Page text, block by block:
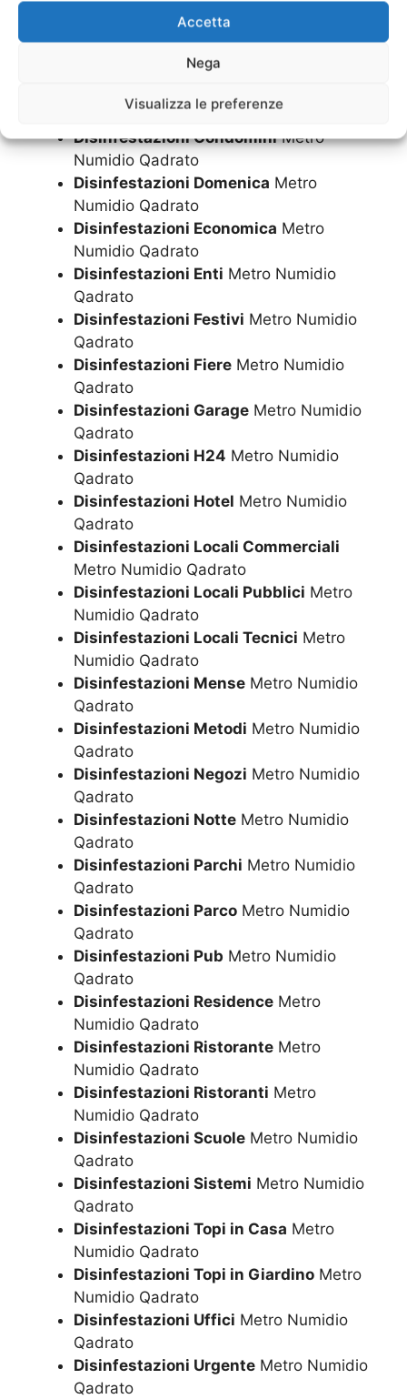
Accetta
Nega
Visualizza le preferenze
Numidio Qadrato
Disinfestazioni come avvieneMetro
Numidio Qadrato
Numidio Qadrato
Disinfestazioni CondominiMetro
Numidio Qadrato
Disinfestazioni Domenica Metro
Numidio Qadrato
Disinfestazioni Economica Metro
Numidio Qadrato
Disinfestazioni Enti Metro Numidio
Qadrato
Disinfestazioni Festivi Metro Numidio
Qadrato
Disinfestazioni Fiere Metro Numidio
Qadrato
Disinfestazioni Garage Metro Numidio
Qadrato
Disinfestazioni H24 Metro Numidio
Qadrato
Disinfestazioni Hotel Metro Numidio
Qadrato
Disinfestazioni Locali Commerciali
Metro Numidio Qadrato
Disinfestazioni Locali Pubblici Metro
Numidio Qadrato
Disinfestazioni Locali Tecnici Metro
Numidio Qadrato
Disinfestazioni Mense Metro Numidio
Qadrato
Disinfestazioni Metodi Metro Numidio
Qadrato
Disinfestazioni Negozi Metro Numidio
Qadrato
Disinfestazioni Notte Metro Numidio
Qadrato
Disinfestazioni Parchi Metro Numidio
Qadrato
Disinfestazioni Parco Metro Numidio
Qadrato
Disinfestazioni Pub Metro Numidio
Qadrato
Disinfestazioni Residence Metro
Numidio Qadrato
Disinfestazioni Ristorante Metro
Numidio Qadrato
Disinfestazioni Ristoranti Metro
Numidio Qadrato
Disinfestazioni Scuole Metro Numidio
Qadrato
Disinfestazioni Sistemi Metro Numidio
Qadrato
Disinfestazioni Topi in Casa Metro
Numidio Qadrato
Disinfestazioni Topi in Giardino Metro
Numidio Qadrato
Disinfestazioni Uffici Metro Numidio
Qadrato
Disinfestazioni Urgente Metro Numidio
Qadrato